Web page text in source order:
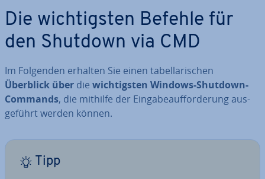
Die wich­tigs­ten Befehle für
den Shutdown via CMD
Im Folgenden erhalten Sie einen ta­bel­la­ri­schen
Überblick über die wich­tigs­ten Windows-Shutdown-
Commands, die mithilfe der Ein­ga­be­auf­for­de­rung aus­
ge­führt werden können.
Tipp